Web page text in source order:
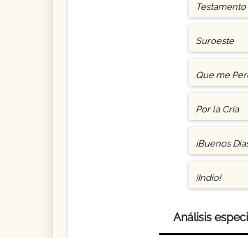
Suroeste
Que me
Por la Cría
¡Buenos
!Indio!
Análisis